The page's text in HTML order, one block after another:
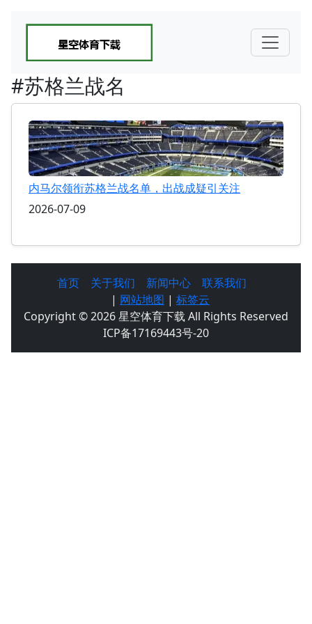
#苏格兰战名
内马尔领衔苏格兰战名单，出战成疑引关注
2026-07-09
首页 关于我们 新闻中心
联系我们
| 网站地图 | 标签云
Copyright © 2026 星空体育下载 All Rights Reserved
ICP备17169443号-20